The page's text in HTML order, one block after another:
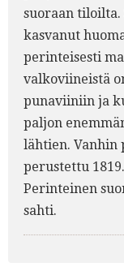
suoraan tiloilta.
kasvanut
perinteisesti
valkoviineistä
punaviiniin ja
paljon
lähtien. Vanhin
perustettu
Perinteinen
sahti.